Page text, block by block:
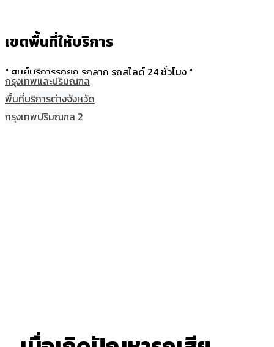
เขตพื้นที่ให้บริการ
" ศูนย์บริการรถยก รถลาก รถสไลด์ 24 ชั่วโมง "
กรุงเทพและปริมณฑล
พื้นที่บริการต่างจังหวัด
กรุงเทพปริมณฑล 2